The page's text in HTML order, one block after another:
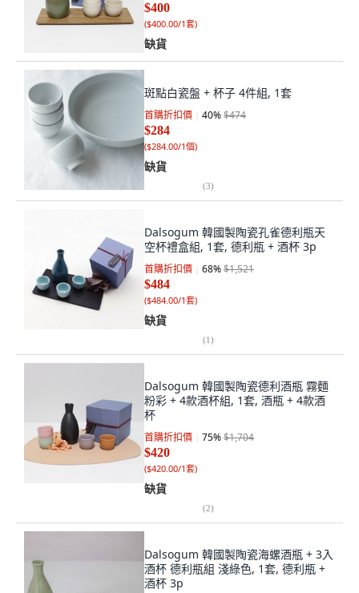
$400
($400.00/1套)
缺貨
斑點白瓷盤 + 杯子 4件組, 1套
首購折扣價 40%$474
$284
($284.00/1個)
缺貨
(3)
Dalsogum 韓國製陶瓷孔雀德利瓶天
空杯禮盒組, 1套, 德利瓶 + 酒杯 3p
首購折扣價 68%$1,521
$484
($484.00/1套)
缺貨
(1)
Dalsogum 韓國製陶瓷德利酒瓶 霧麵
粉彩 + 4款酒杯組, 1套, 酒瓶 + 4款酒
杯
首購折扣價 75%$1,704
$420
($420.00/1套)
缺貨
(2)
Dalsogum 韓國製陶瓷海螺酒瓶 + 3入
酒杯 德利瓶組 淺綠色, 1套, 德利瓶 +
酒杯 3p